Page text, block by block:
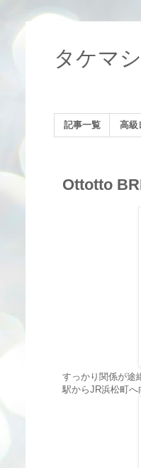
タケマ
記事一覧 高級
Ottotto
すっかり関係が途
駅からJR浜松町へ